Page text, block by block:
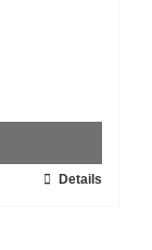
Details